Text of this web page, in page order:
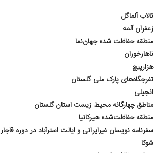
تالاب آلماگل
زعفران آلمه
منطقه حفاظت شده جهان‌نما
ناهارخوران
هزارپیچ
تفرجگاه‌های پارک ملی گلستان
انجیلی
مناطق چهارگانه محیط زیست استان گلستان
منطقه حفاظت‌شده هیرکانیا
سفرنامه‌ نویسان غیرایرانی و ایالت استرآباد در دوره قاجار
شوکا